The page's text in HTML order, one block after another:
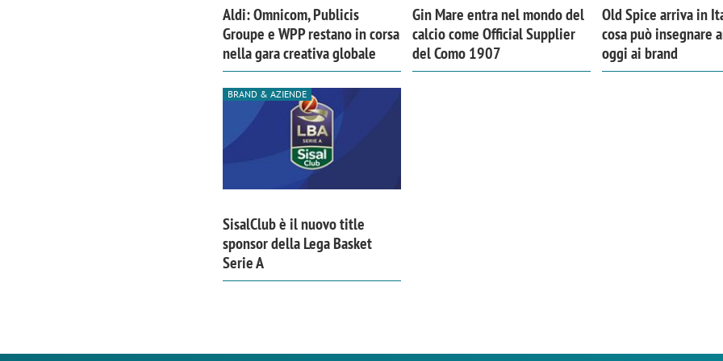
Aldi: Omnicom, Publicis
Groupe e WPP restano in corsa
nella gara creativa globale
Gin Mare entra nel mondo del
calcio come Official Supplier
del Como 1907
Old Spice arriva in
cosa può insegnare
oggi ai brand
BRAND & AZIENDE
SisalClub è il nuovo title
sponsor della Lega Basket
Serie A